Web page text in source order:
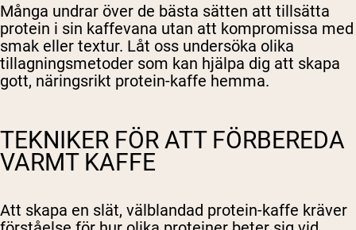
Många undrar över de bästa sätten att tillsätta
protein i sin kaffevana utan att kompromissa med
smak eller textur. Låt oss undersöka olika
tillagningsmetoder som kan hjälpa dig att skapa
gott, näringsrikt protein-kaffe hemma.
TEKNIKER FÖR ATT FÖRBEREDA
VARMT KAFFE
Att skapa en slät, välblandad protein-kaffe kräver